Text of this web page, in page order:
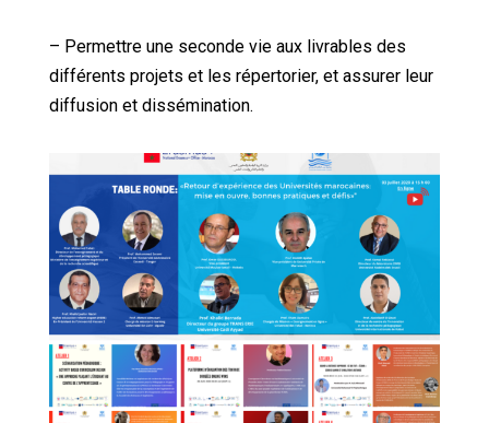
– Permettre une seconde vie aux livrables des
différents projets et les répertorier, et assurer leur
diffusion et dissémination.